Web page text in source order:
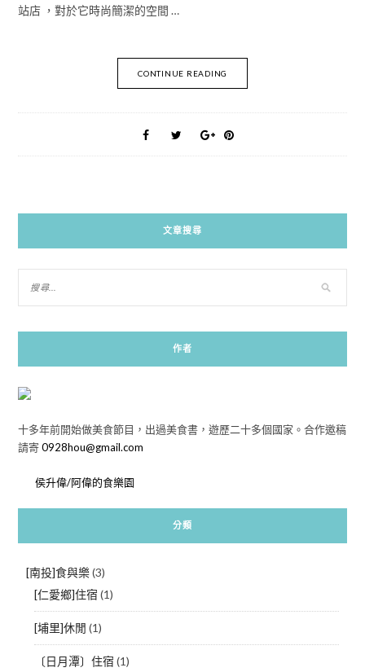
站店 ，對於它時尚簡潔的空間 …
CONTINUE READING
文章搜尋
作者
十多年前開始做美食節目，出過美食書，遊歷二十多個國家。合作邀稿
請寄0928hou@gmail.com
侯升偉/阿偉的食樂園
分類
[南投]食與樂(3)
[仁愛鄉]住宿 (1)
[埔里]休閒 (1)
〔日月潭〕住宿 (1)